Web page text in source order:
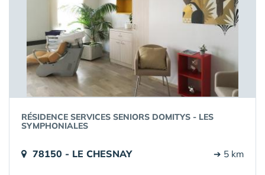
RÉSIDENCE SERVICES SENIORS DOMITYS - LES
SYMPHONIALES
78150 - LE CHESNAY ➔ 5 km